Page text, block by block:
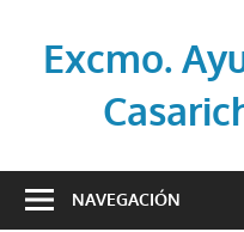
contenidoExcmo.
oficialNAVEGACIÓN